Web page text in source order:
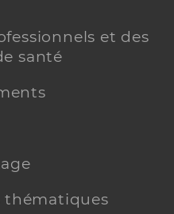
et des
santé
thématiques